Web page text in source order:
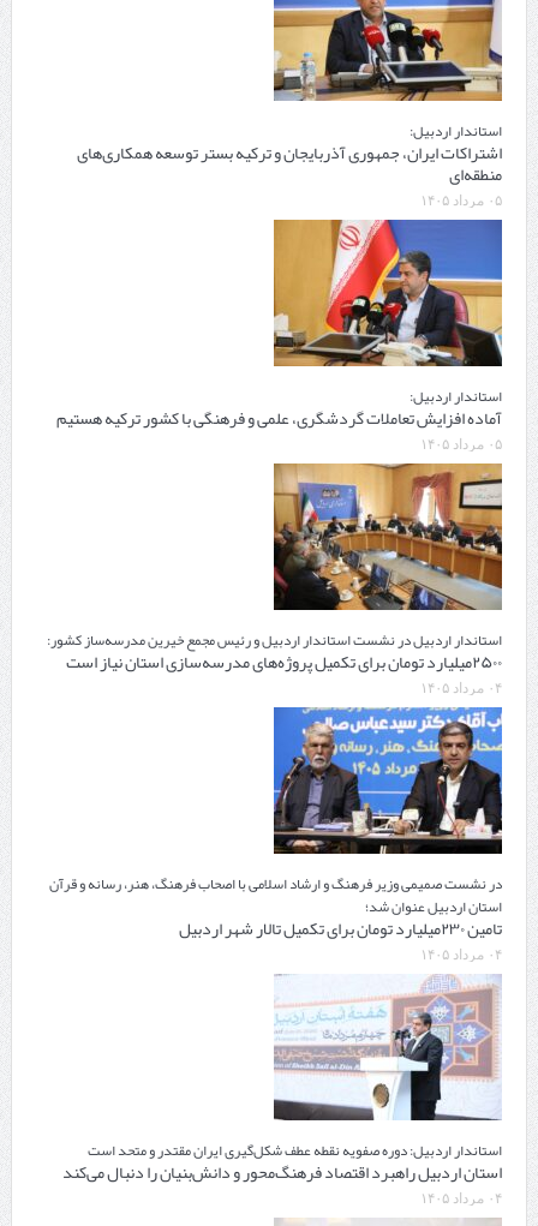
استاندار اردبیل:
اشتراکات ایران، جمهوری آذربایجان و ترکیه بستر توسعه همکاری‌های
منطقه‌ای
۰۵ مرداد ۱۴۰۵
استاندار اردبیل:
آماده افزایش تعاملات گردشگری، علمی و فرهنگی با کشور ترکیه هستیم
۰۵ مرداد ۱۴۰۵
استاندار اردبیل در نشست استاندار اردبیل و رئیس مجمع خیرین مدرسه‌ساز کشور:
۲۵۰۰میلیارد تومان برای تکمیل پروژه‌های مدرسه‌سازی استان نیاز است
۰۴ مرداد ۱۴۰۵
در نشست صمیمی وزیر فرهنگ و ارشاد اسلامی با اصحاب فرهنگ، هنر، رسانه و قرآن
استان اردبیل عنوان شد؛
تامین ۲۳۰میلیارد تومان برای تکمیل تالار شهر اردبیل
۰۴ مرداد ۱۴۰۵
استاندار اردبیل: دوره صفویه نقطه عطف شکل‌گیری ایران مقتدر و متحد است
استان اردبیل راهبرد اقتصاد فرهنگ‌محور و دانش‌بنیان را دنبال می‌کند
۰۴ مرداد ۱۴۰۵